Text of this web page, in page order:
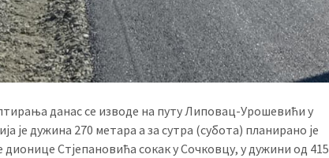
данас се изводе на путу Липовац-Урошевићи у
је дужина 270 метара а за сутра (субота) планирано је
Стјепановића сокак у Сочковцу, у дужини од 415